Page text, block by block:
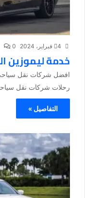
4 فبراير، 2024 0
خدمة ليموزين
رحلات شركات نقل
التفاصيل »